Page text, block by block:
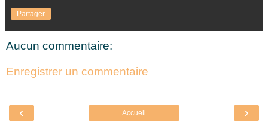
Partager
Aucun commentaire:
Enregistrer un commentaire
‹ ›
Accueil